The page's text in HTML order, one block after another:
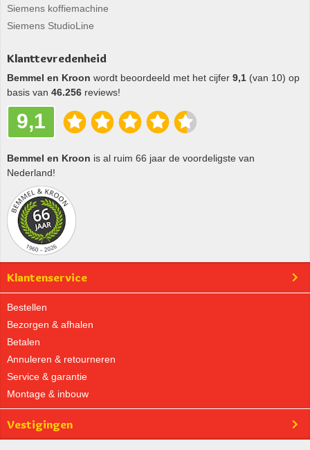
Siemens koffiemachine
Siemens StudioLine
Klanttevredenheid
Bemmel en Kroon wordt beoordeeld met het cijfer 9,1 (van 10) op
basis van 46.256 reviews!
9,1
Bemmel en Kroon is al ruim 66 jaar de voordeligste van
Nederland!
Klantenservice
Bestellen
Bezorgen & afhalen
Betalen
Annuleren & retourneren
Service & garantie
Montage & inbouw
Vestigingen